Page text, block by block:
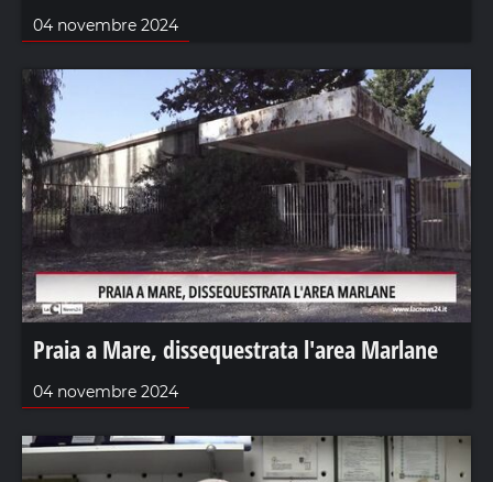
04 novembre 2024
Praia a Mare, dissequestrata l'area Marlane
04 novembre 2024